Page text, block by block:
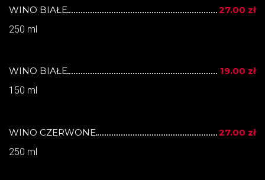
WINO BIAŁE
27.00 zł
250 ml
WINO BIAŁE
19.00 zł
150 ml
WINO CZERWONE
27.00 zł
250 ml